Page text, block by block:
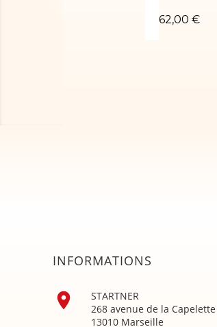
62,00 €
INFORMATIONS

STARTNER
268 avenue de la Capelette
13010 Marseille